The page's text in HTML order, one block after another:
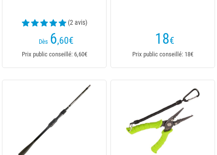
(2 avis)
Dès 6,60€
Prix public conseillé: 6,60€
18€
Prix public conseillé: 18€